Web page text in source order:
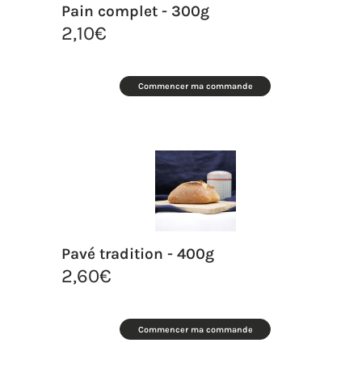
Pain complet - 300g
2,10€
Commencer ma commande
Pavé tradition - 400g
2,60€
Commencer ma commande